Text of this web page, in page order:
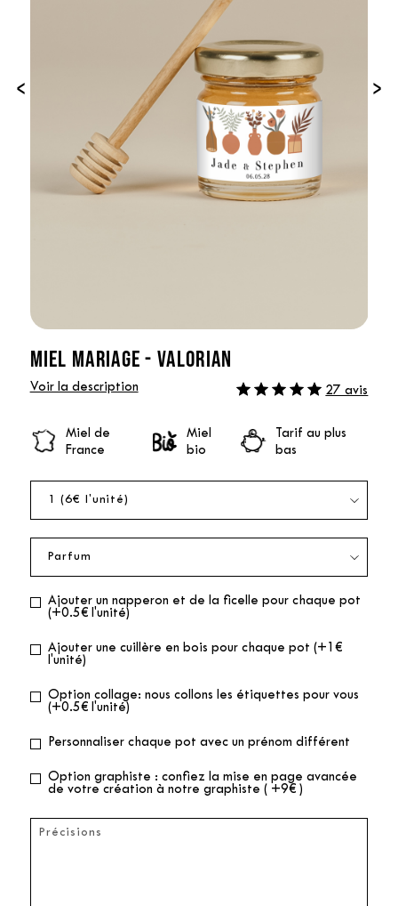
‹ ›
MIEL MARIAGE - VALORIAN
Voir la description 27 avis
Miel de
France
Miel
bio
Tarif au plus
bas
Ajouter un napperon et de la ficelle pour chaque pot
(+0.5€ l'unité)
Ajouter une cuillère en bois pour chaque pot (+1€
l'unité)
Option collage: nous collons les étiquettes pour vous
(+0.5€ l'unité)
Personnaliser chaque pot avec un prénom différent
Option graphiste : confiez la mise en page avancée
de votre création à notre graphiste ( +9€ )